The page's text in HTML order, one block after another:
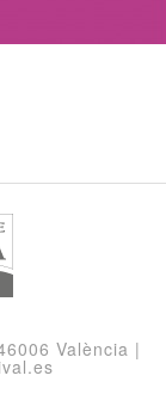
València |